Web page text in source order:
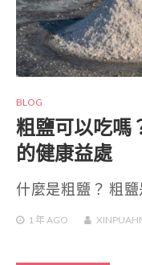
BLOG
粗鹽可以吃嗎
的健康益處
什麼是粗鹽？ 粗
1 年 AGO